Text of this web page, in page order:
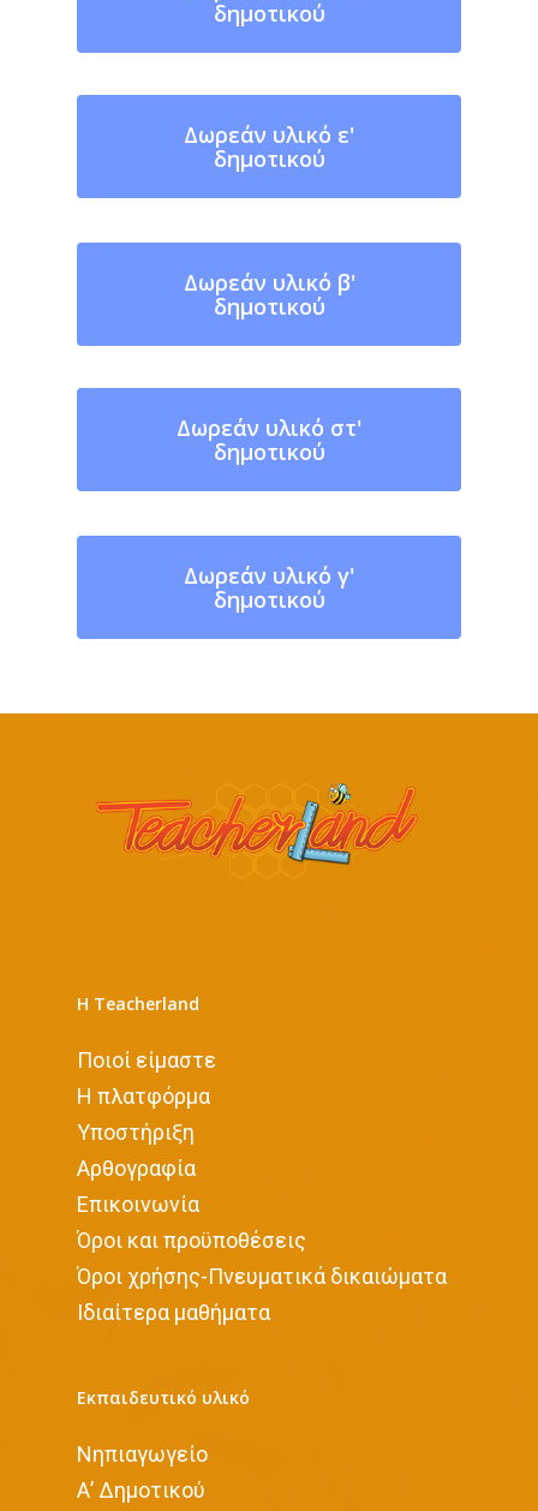
δημοτικού
Δωρεάν υλικό ε'
δημοτικού
Δωρεάν υλικό β'
δημοτικού
Δωρεάν υλικό στ'
δημοτικού
Δωρεάν υλικό γ'
δημοτικού
Η Teacherland
Ποιοί είμαστε
Η πλατφόρμα
Υποστήριξη
Αρθογραφία
Επικοινωνία
Όροι και προϋποθέσεις
Όροι χρήσης-Πνευματικά δικαιώματα
Iδιαίτερα μαθήματα
Εκπαιδευτικό υλικό
Νηπιαγωγείο
Α’ Δημοτικού